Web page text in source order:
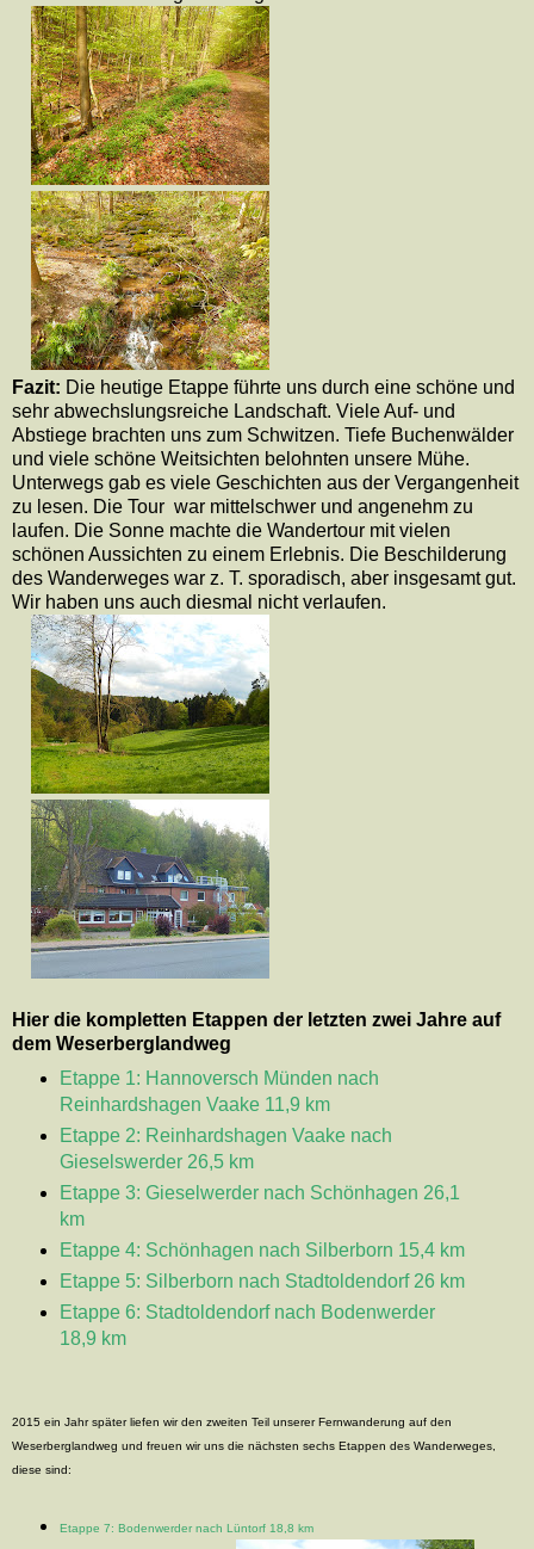
Fazit: Die heutige Etappe führte uns durch eine schöne und
sehr abwechslungsreiche Landschaft. Viele Auf- und
Abstiege brachten uns zum Schwitzen. Tiefe Buchenwälder
und viele schöne Weitsichten belohnten unsere Mühe.
Unterwegs gab es viele Geschichten aus der Vergangenheit
zu lesen. Die Tour war mittelschwer und angenehm zu
laufen. Die Sonne machte die Wandertour mit vielen
schönen Aussichten zu einem Erlebnis. Die Beschilderung
des Wanderweges war z. T. sporadisch, aber insgesamt gut.
Wir haben uns auch diesmal nicht verlaufen.
Hier die kompletten Etappen der letzten zwei Jahre auf
dem Weserberglandweg
Etappe 1: Hannoversch Münden nach
Reinhardshagen Vaake 11,9 km
Etappe 2: Reinhardshagen Vaake nach
Gieselswerder 26,5 km
Etappe 3: Gieselwerder nach Schönhagen 26,1
km
Etappe 4: Schönhagen nach Silberborn 15,4 km
Etappe 5: Silberborn nach Stadtoldendorf 26 km
Etappe 6: Stadtoldendorf nach Bodenwerder
18,9 km
2015 ein Jahr später liefen wir den zweiten Teil unserer Fernwanderung auf den
Weserberglandweg und freuen wir uns die nächsten sechs Etappen des Wanderweges,
diese sind:
Etappe 7: Bodenwerder nach Lüntorf 18,8 km